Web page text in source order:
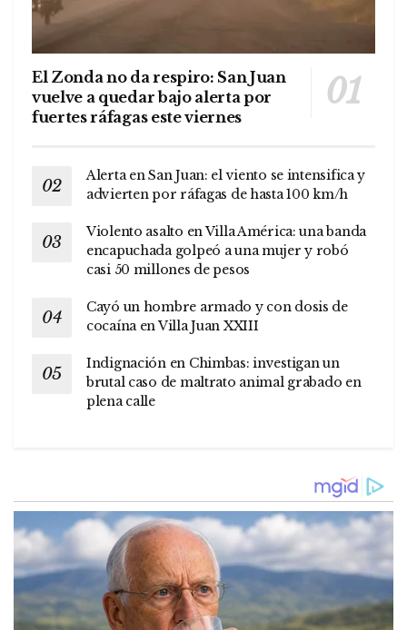
El Zonda no da respiro: San Juan
vuelve a quedar bajo alerta por
fuertes ráfagas este viernes
Alerta en San Juan: el viento se intensifica y
advierten por ráfagas de hasta 100 km/h
Violento asalto en Villa América: una banda
encapuchada golpeó a una mujer y robó
casi 50 millones de pesos
Cayó un hombre armado y con dosis de
cocaína en Villa Juan XXIII
Indignación en Chimbas: investigan un
brutal caso de maltrato animal grabado en
plena calle